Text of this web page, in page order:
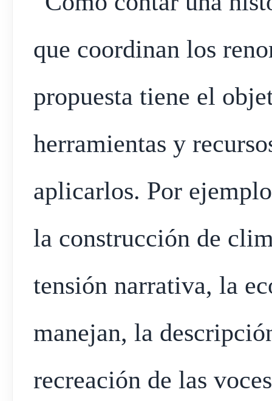
que coordinan los
propuesta tiene el
herramientas y
aplicarlos. Por
la construcción de
tensión narrativa, la
manejan, la
recreación de las